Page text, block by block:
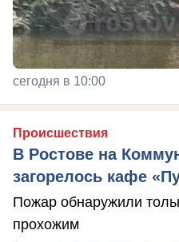
сегодня в 10:00
Происшествия
В Ростове на
загорелось кафе
Пожар обнаружили
прохожим